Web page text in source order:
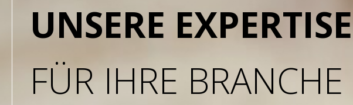
UNSERE EXPERTISE
FÜR IHRE BRANCHE